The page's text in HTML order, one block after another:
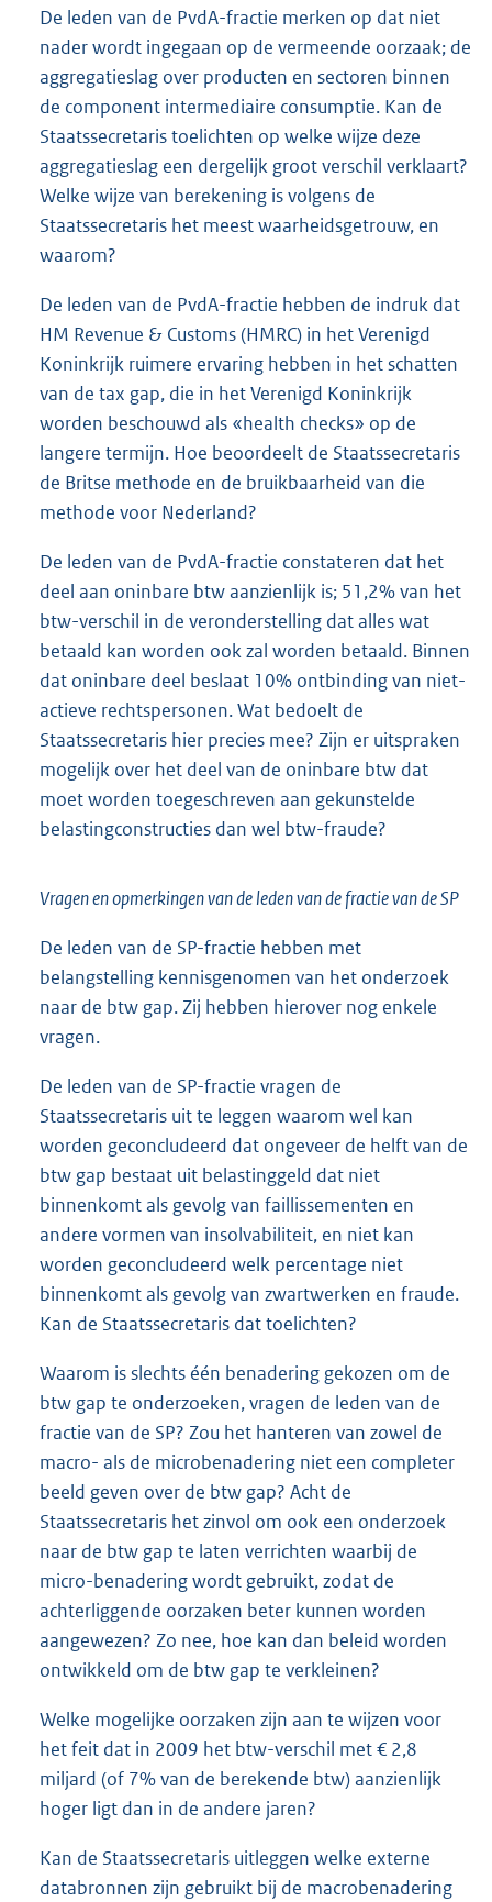
De leden van de PvdA-fractie merken op dat niet
nader wordt ingegaan op de vermeende oorzaak; de
aggregatieslag over producten en sectoren binnen
de component intermediaire consumptie. Kan de
Staatssecretaris toelichten op welke wijze deze
aggregatieslag een dergelijk groot verschil verklaart?
Welke wijze van berekening is volgens de
Staatssecretaris het meest waarheidsgetrouw, en
waarom?
De leden van de PvdA-fractie hebben de indruk dat
HM Revenue & Customs (HMRC) in het Verenigd
Koninkrijk ruimere ervaring hebben in het schatten
van de tax gap, die in het Verenigd Koninkrijk
worden beschouwd als «health checks» op de
langere termijn. Hoe beoordeelt de Staatssecretaris
de Britse methode en de bruikbaarheid van die
methode voor Nederland?
De leden van de PvdA-fractie constateren dat het
deel aan oninbare btw aanzienlijk is; 51,2% van het
btw-verschil in de veronderstelling dat alles wat
betaald kan worden ook zal worden betaald. Binnen
dat oninbare deel beslaat 10% ontbinding van niet-
actieve rechtspersonen. Wat bedoelt de
Staatssecretaris hier precies mee? Zijn er uitspraken
mogelijk over het deel van de oninbare btw dat
moet worden toegeschreven aan gekunstelde
belastingconstructies dan wel btw-fraude?
Vragen en opmerkingen van de leden van de fractie van de SP
De leden van de SP-fractie hebben met
belangstelling kennisgenomen van het onderzoek
naar de btw gap. Zij hebben hierover nog enkele
vragen.
De leden van de SP-fractie vragen de
Staatssecretaris uit te leggen waarom wel kan
worden geconcludeerd dat ongeveer de helft van de
btw gap bestaat uit belastinggeld dat niet
binnenkomt als gevolg van faillissementen en
andere vormen van insolvabiliteit, en niet kan
worden geconcludeerd welk percentage niet
binnenkomt als gevolg van zwartwerken en fraude.
Kan de Staatssecretaris dat toelichten?
Waarom is slechts één benadering gekozen om de
btw gap te onderzoeken, vragen de leden van de
fractie van de SP? Zou het hanteren van zowel de
macro- als de microbenadering niet een completer
beeld geven over de btw gap? Acht de
Staatssecretaris het zinvol om ook een onderzoek
naar de btw gap te laten verrichten waarbij de
micro-benadering wordt gebruikt, zodat de
achterliggende oorzaken beter kunnen worden
aangewezen? Zo nee, hoe kan dan beleid worden
ontwikkeld om de btw gap te verkleinen?
Welke mogelijke oorzaken zijn aan te wijzen voor
het feit dat in 2009 het btw-verschil met € 2,8
miljard (of 7% van de berekende btw) aanzienlijk
hoger ligt dan in de andere jaren?
Kan de Staatssecretaris uitleggen welke externe
databronnen zijn gebruikt bij de macrobenadering